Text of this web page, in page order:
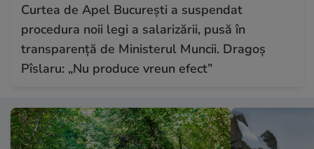
Curtea de Apel București a suspendat
procedura noii legi a salarizării, pusă în
transparență de Ministerul Muncii. Dragoș
Pîslaru: „Nu produce vreun efect”